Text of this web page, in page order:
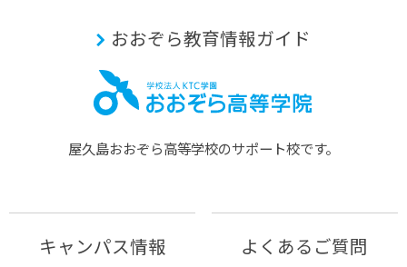
おおぞら教育情報ガイド
屋久島おおぞら⾼等学校のサポート校です。
キャンパス情報 よくあるご質問